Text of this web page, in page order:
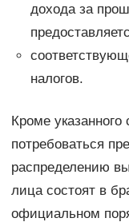
дохода за
налогов.
Кроме
потребоваться
распределению
лица состоят в
официальном